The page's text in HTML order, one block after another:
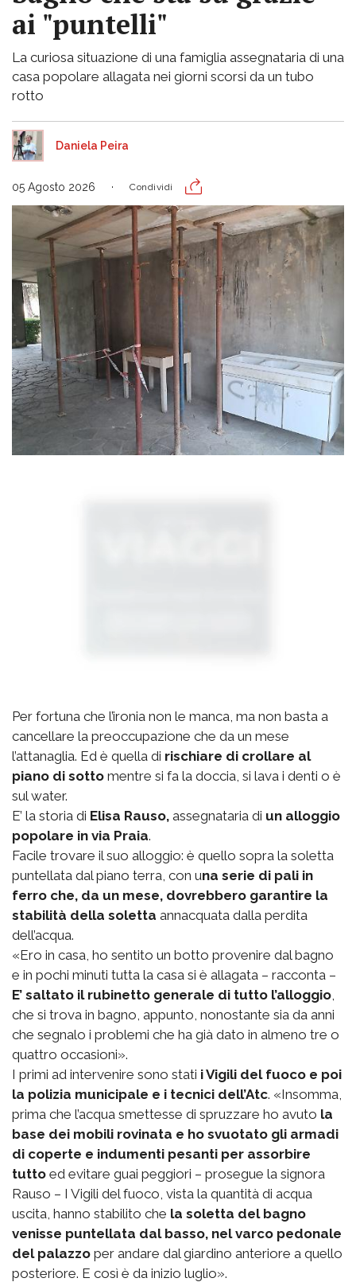
ai "puntelli"
La curiosa situazione di una famiglia assegnataria di una
casa popolare allagata nei giorni scorsi da un tubo
rotto
Daniela Peira
05 Agosto 2026 Condividi
Per fortuna che l’ironia non le manca, ma non basta a
cancellare la preoccupazione che da un mese
l’attanaglia. Ed è quella di rischiare di crollare al
piano di sotto mentre si fa la doccia, si lava i denti o è
sul water.
E’ la storia di Elisa Rauso, assegnataria di un alloggio
popolare in via Praia.
Facile trovare il suo alloggio: è quello sopra la soletta
puntellata dal piano terra, con una serie di pali in
ferro che, da un mese, dovrebbero garantire la
stabilità della soletta annacquata dalla perdita
dell’acqua.
«Ero in casa, ho sentito un botto provenire dal bagno
e in pochi minuti tutta la casa si è allagata – racconta –
E’ saltato il rubinetto generale di tutto l’alloggio
che si trova in bagno, appunto, nonostante sia da anni
che segnalo i problemi che ha già dato in almeno tre o
quattro occasioni».
I primi ad intervenire sono stati i Vigili del fuoco e poi
la polizia municipale e i tecnici dell’Atc. «Insomma,
prima che l’acqua smettesse di spruzzare ho avuto la
base dei mobili rovinata e ho svuotato gli armadi
di coperte e indumenti pesanti per assorbire
tutto ed evitare guai peggiori – prosegue la signora
Rauso – I Vigili del fuoco, vista la quantità di acqua
uscita, hanno stabilito che la soletta del bagno
venisse puntellata dal basso, nel varco pedonale
del palazzo per andare dal giardino anteriore a quello
posteriore. E così è da inizio luglio».